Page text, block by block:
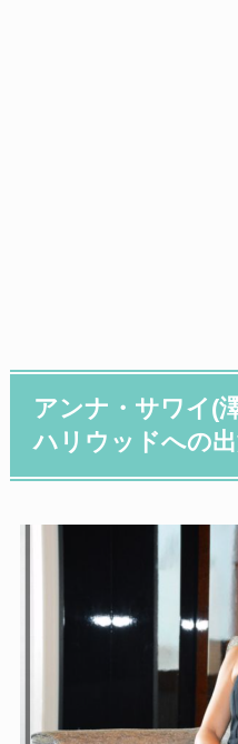
アンナ・サワイ(
ハリウッドへの